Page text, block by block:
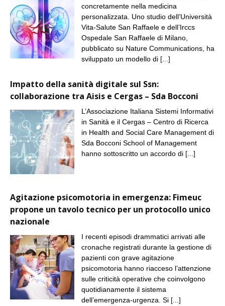
concretamente nella medicina
personalizzata. Uno studio dell’Università
Vita-Salute San Raffaele e dell’Irccs
Ospedale San Raffaele di Milano,
pubblicato su Nature Communications, ha
sviluppato un modello di [...]
Impatto della sanità digitale sul Ssn:
collaborazione tra Aisis e Cergas – Sda Bocconi
L’Associazione Italiana Sistemi Informativi
in Sanità e il Cergas – Centro di Ricerca
in Health and Social Care Management di
Sda Bocconi School of Management
hanno sottoscritto un accordo di [...]
Agitazione psicomotoria in emergenza: Fimeuc
propone un tavolo tecnico per un protocollo unico
nazionale
I recenti episodi drammatici arrivati alle
cronache registrati durante la gestione di
pazienti con grave agitazione
psicomotoria hanno riacceso l’attenzione
sulle criticità operative che coinvolgono
quotidianamente il sistema
dell’emergenza-urgenza. Si [...]